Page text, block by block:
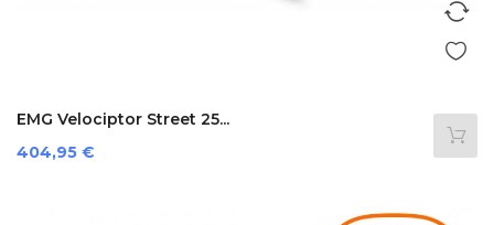
EMG Velociptor Street 25...
Preis
404,95 €